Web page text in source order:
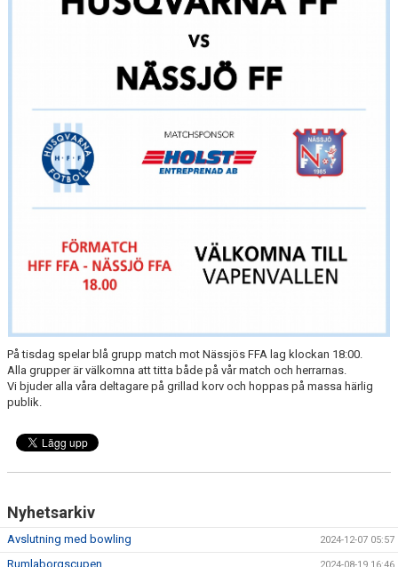
På tisdag spelar blå grupp match mot Nässjös FFA lag klockan 18:00.
Alla grupper är välkomna att titta både på vår match och herrarnas.
Vi bjuder alla våra deltagare på grillad korv och hoppas på massa härlig
publik.
Nyhetsarkiv
Avslutning med bowling 2024-12-07 05:57
Rumlaborgscupen